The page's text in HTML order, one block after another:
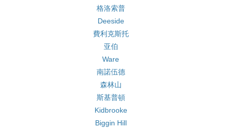
格洛索普
Deeside
費利克斯托
亚伯
Ware
南諾伍德
森林山
斯基普頓
Kidbrooke
Biggin Hill